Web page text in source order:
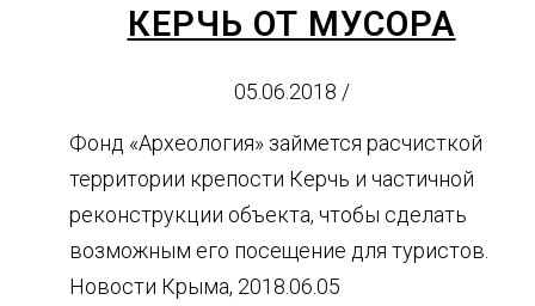
КЕРЧЬ ОТ МУСОРА
05.06.2018 /
Фонд «Археология» займется расчисткой
территории крепости Керчь и частичной
реконструкции объекта, чтобы сделать
возможным его посещение для туристов.
Новости Крыма, 2018.06.05